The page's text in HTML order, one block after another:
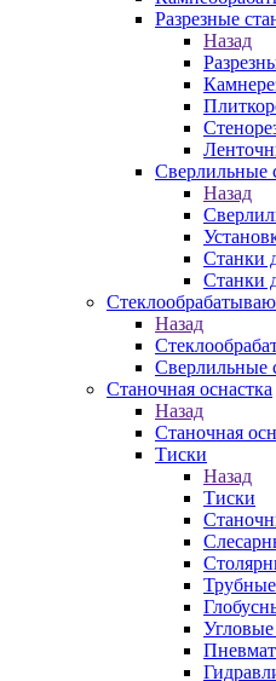
Разрезные
Назад
Сверлильные
Назад
Станки
Станки
Назад
Сверлильные
Станочная оснастка
Назад
Станочная
Тиски
Назад
Тиски